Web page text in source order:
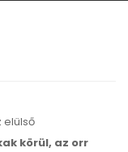
elülső
körül, az orr